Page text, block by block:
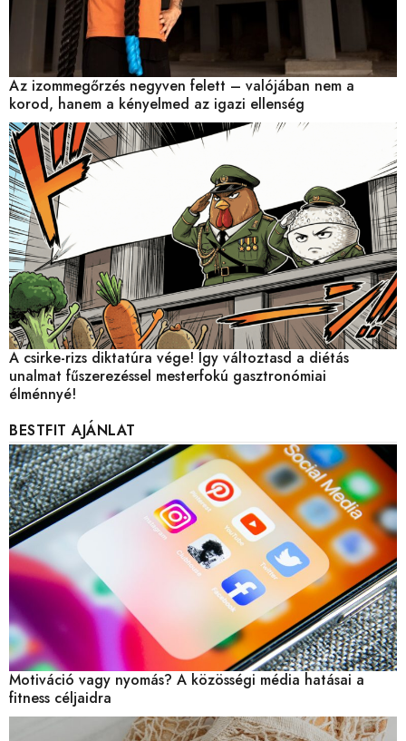
Az izommegőrzés negyven felett – valójában nem a
korod, hanem a kényelmed az igazi ellenség
A csirke-rizs diktatúra vége! Így változtasd a diétás
unalmat fűszerezéssel mesterfokú gasztronómiai
élménnyé!
BESTFIT AJÁNLAT
Motiváció vagy nyomás? A közösségi média hatásai a
fitness céljaidra